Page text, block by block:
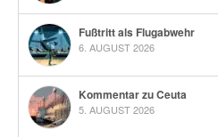
Fußtritt als Flugabwehr
6. AUGUST 2026
Kommentar zu Ceuta
5. AUGUST 2026